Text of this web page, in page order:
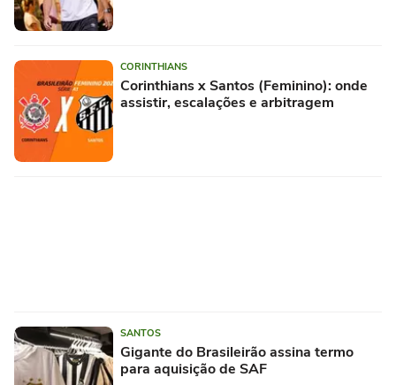
CORINTHIANS
Corinthians x Santos (Feminino): onde
assistir, escalações e arbitragem
SANTOS
Gigante do Brasileirão assina termo
para aquisição de SAF